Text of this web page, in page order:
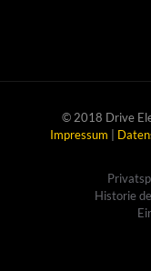
© 2018 Drive
Impressum
Historie